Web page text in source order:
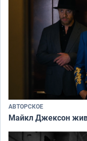
АВТОРСКОЕ
Майкл Джексон